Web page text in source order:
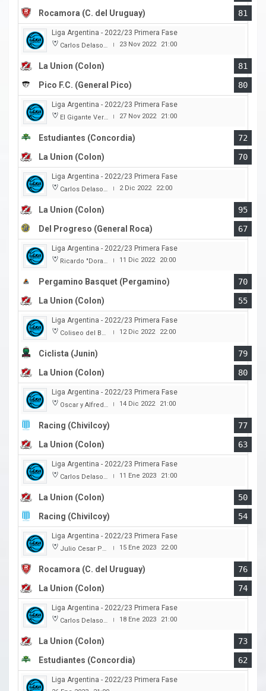
Rocamora (C. del Uruguay) 81
Liga Argentina - 2022/23 Primera Fase
Carlos Delasoie | 23 Nov 2022 21:00
La Union (Colon)
81
Pico F.C. (General Pico)
80
Liga Argentina - 2022/23 Primera Fase
El Gigante Verde | 27 Nov 2022 21:00
Estudiantes (Concordia)
72
La Union (Colon)
70
Liga Argentina - 2022/23 Primera Fase
Carlos Delasoie | 2 Dic 2022 22:00
La Union (Colon)
95
Del Progreso (General Roca)
67
Liga Argentina - 2022/23 Primera Fase
Ricardo "Dorado" Merlo (Club Juventud) | 11 Dic 2022 20:00
Pergamino Basquet (Pergamino)
70
La Union (Colon)
55
Liga Argentina - 2022/23 Primera Fase
Coliseo del Boulevard | 12 Dic 2022 22:00
Ciclista (Junin)
79
La Union (Colon)
80
Liga Argentina - 2022/23 Primera Fase
Oscar y Alfredo Barca | 14 Dic 2022 21:00
Racing (Chivilcoy)
77
La Union (Colon)
63
Liga Argentina - 2022/23 Primera Fase
Carlos Delasoie | 11 Ene 2023 21:00
La Union (Colon)
50
Racing (Chivilcoy)
54
Liga Argentina - 2022/23 Primera Fase
Julio Cesar Paccagnella | 15 Ene 2023 22:00
Rocamora (C. del Uruguay)
76
La Union (Colon)
74
Liga Argentina - 2022/23 Primera Fase
Carlos Delasoie | 18 Ene 2023 21:00
La Union (Colon)
73
Estudiantes (Concordia)
62
Liga Argentina - 2022/23 Primera Fase